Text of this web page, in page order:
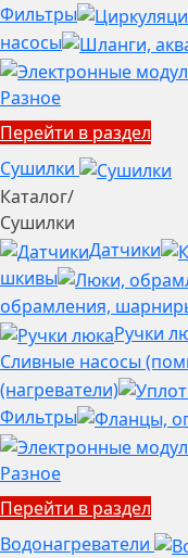
Фильтры
насосы
Разное
Перейти в раздел
Сушилки
Каталог/
Сушилки
Датчики
шкивы
обрамления,
Ручки
Сливные насосы
(нагреватели)
Фильтры
Разное
Перейти в раздел
Водонагреватели